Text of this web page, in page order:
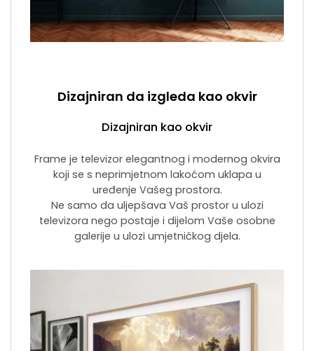
Dizajniran da izgleda kao okvir
Dizajniran kao okvir
Frame je televizor elegantnog i modernog okvira
koji se s neprimjetnom lakoćom uklapa u
uređenje Vašeg prostora.
Ne samo da uljepšava Vaš prostor u ulozi
televizora nego postaje i dijelom Vaše osobne
galerije u ulozi umjetničkog djela.